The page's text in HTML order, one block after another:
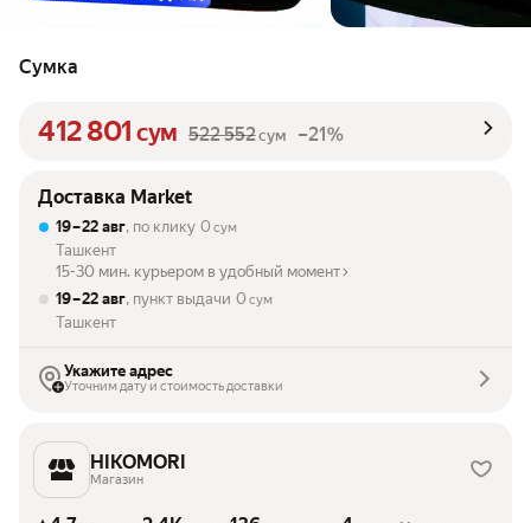
Сумка
412 801 сум 522 552сум –21%
Доставка Market
19 – 22 авг, по клику 0 сум
Ташкент
15-30 мин. курьером в удобный момент
19 – 22 авг, пункт выдачи 0 сум
Ташкент
Укажите адрес
Уточним дату и стоимость доставки
HIKOMORI
Магазин